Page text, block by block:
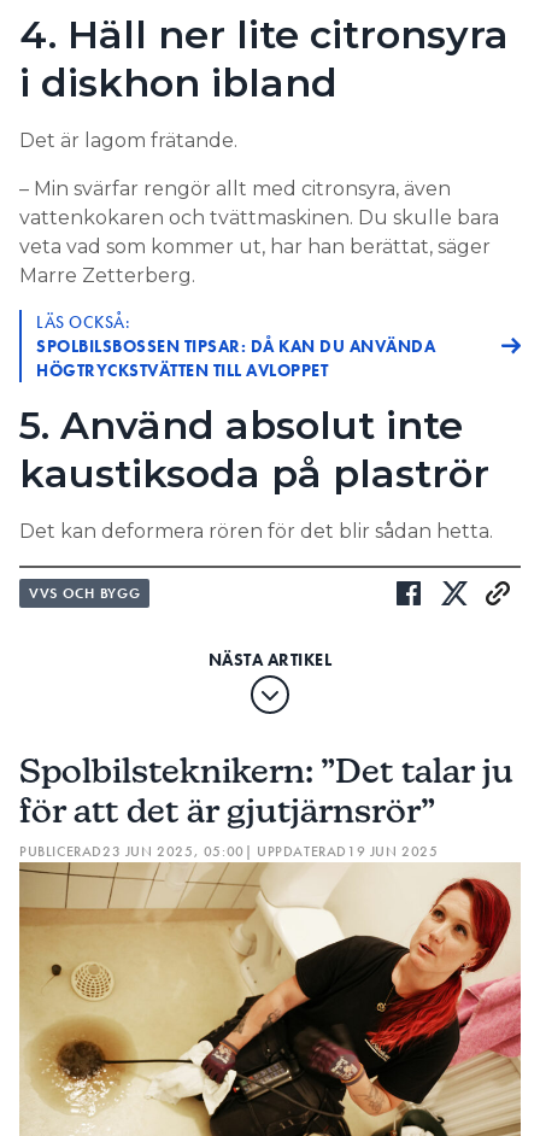
4. Häll ner lite citronsyra
i diskhon ibland
Det är lagom frätande.
– Min svärfar rengör allt med citronsyra, även
vattenkokaren och tvättmaskinen. Du skulle bara
veta vad som kommer ut, har han berättat, säger
Marre Zetterberg.
LÄS OCKSÅ:
SPOLBILSBOSSEN TIPSAR: DÅ KAN DU ANVÄNDA
HÖGTRYCKSTVÄTTEN TILL AVLOPPET
5. Använd absolut inte
kaustiksoda på plaströr
Det kan deformera rören för det blir sådan hetta.
VVS OCH BYGG
Spolbilsteknikern: ”Det talar ju
för att det är gjutjärnsrör”
PUBLICERAD23 JUN 2025, 05:00 | UPPDATERAD 19 JUN 2025